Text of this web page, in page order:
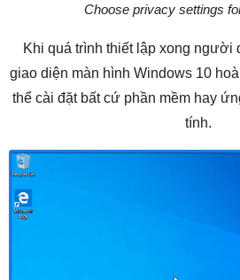
Choose privacy settings
Khi quá trình thiết lập xong
giao diện màn hình Windows 10
thể cài đặt bất cứ phần mềm hay
tính.